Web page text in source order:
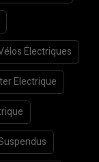
Électriques
Electrique